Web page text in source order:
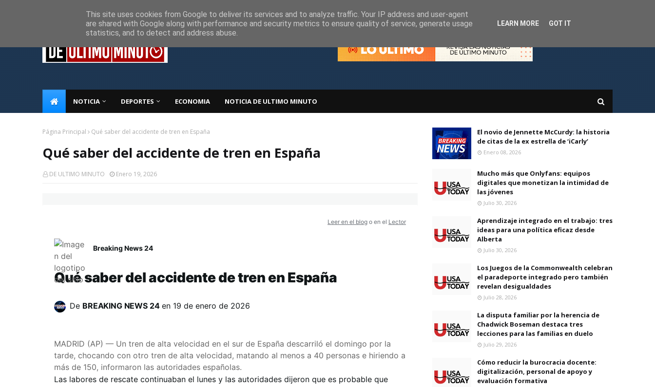
NOTICIA DEPORTES ECONOMIA NOTICIA DE ULTIMO MINUTO
Página Principal Qué saber del accidente de tren en España
Qué saber del accidente de tren en España
DE ULTIMO MINUTO Enero 19, 2026
Leer en el blog o en el Lector
Breaking News 24
Qué saber del accidente de tren en España
De BREAKING NEWS 24en 19 de enero de 2026
MADRID (AP) — Un tren de alta velocidad en el sur de España descarriló el domingo por la
tarde, chocando con otro tren de alta velocidad, matando al menos a 40 personas e hiriendo a
más de 150, informaron las autoridades españolas.
Las labores de rescate continuaban el lunes y las autoridades dijeron que es probable que
El novio de Jennette McCurdy: la historia
de citas de la ex estrella de ‘iCarly’
Enero 08, 2026
Mucho más que Onlyfans: equipos
digitales que monetizan la intimidad de
las jóvenes
Julio 30, 2026
Aprendizaje integrado en el trabajo: tres
ideas para una política eficaz desde
Alberta
Julio 30, 2026
Los Juegos de la Commonwealth celebran
el paradeporte integrado pero también
revelan desigualdades
Julio 28, 2026
La disputa familiar por la herencia de
Chadwick Boseman destaca tres
lecciones para las familias en duelo
Julio 29, 2026
Cómo reducir la burocracia docente:
digitalización, personal de apoyo y
evaluación formativa
This site uses cookies from Google to deliver its services and to analyze traffic. Your IP address and user-agent
are shared with Google along with performance and security metrics to ensure quality of service, generate usage
statistics, and to detect and address abuse.
LEARN MORE GOT IT